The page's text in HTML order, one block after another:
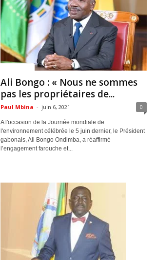
Ali Bongo : « Nous ne sommes
pas les propriétaires de...
Paul Mbina - juin 6, 2021 0
A l'occasion de la Journée mondiale de
l'environnement célébrée le 5 juin dernier, le Président
gabonais, Ali Bongo Ondimba, a réaffirmé
l’engagement farouche et...